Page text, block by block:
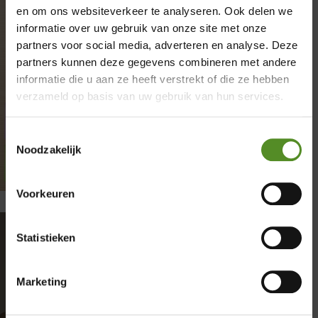
en om ons websiteverkeer te analyseren. Ook delen we
informatie over uw gebruik van onze site met onze
partners voor social media, adverteren en analyse. Deze
partners kunnen deze gegevens combineren met andere
informatie die u aan ze heeft verstrekt of die ze hebben
verzameld op basis van uw gebruik van hun services.
Noodzakelijk
Voorkeuren
Statistieken
Marketingmatrassen: wat u moet weten
Showroom Breda
Vrijdag 12:00 – 17:00
Zondag 12:00 – 17:00
×